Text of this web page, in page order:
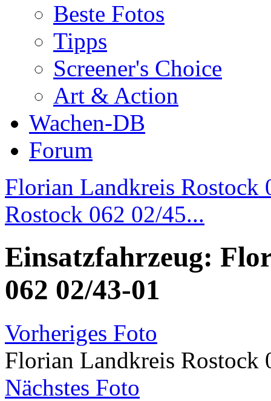
Beste Fotos
Tipps
Screener's Choice
Art & Action
Wachen-DB
Forum
Florian Landkreis Rostock
Rostock 062 02/45...
Einsatzfahrzeug:
062 02/43-01
Vorheriges Foto
Florian Landkreis Rostock
Nächstes Foto